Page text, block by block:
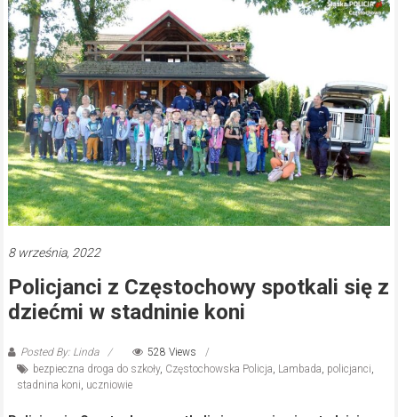
8 września, 2022
Policjanci z Częstochowy spotkali się z
dziećmi w stadninie koni
Posted By: Linda
528 Views
bezpieczna droga do szkoły, Częstochowska Policja, Lambada, policjanci,
stadnina koni, uczniowie